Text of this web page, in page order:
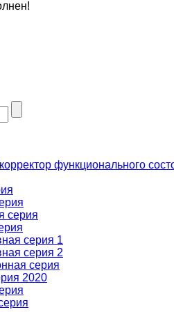
функционального
серия
серия 1
серия 2
серия
2020